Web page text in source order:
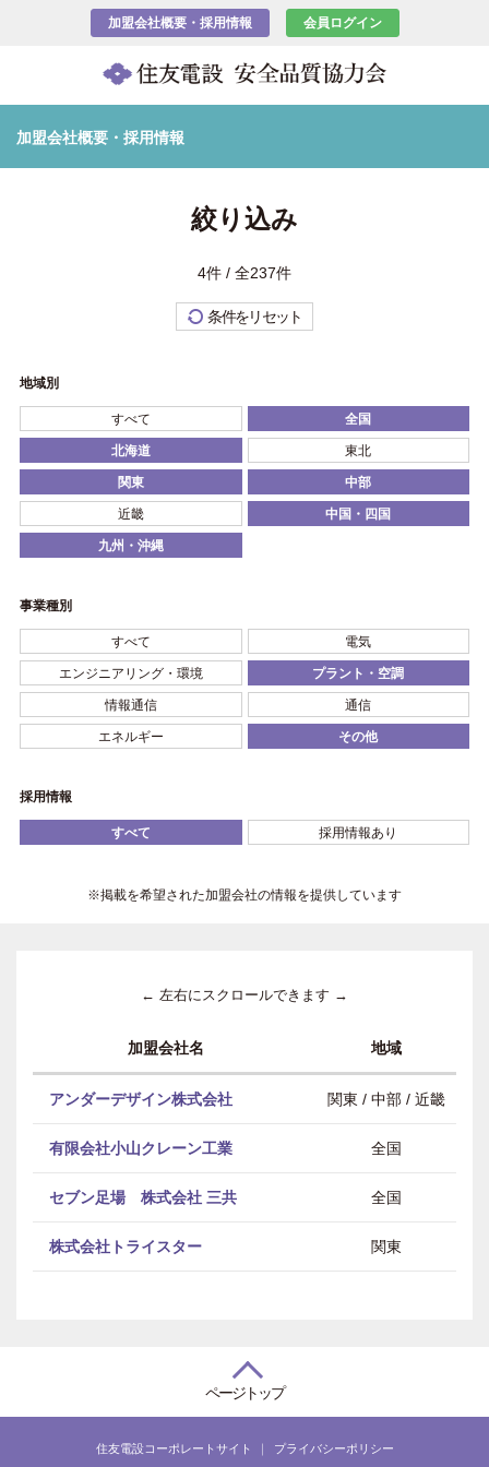
加盟会社概要・採用情報 会員ログイン
加盟会社概要・採用情報
絞り込み
4件 / 全237件
条件をリセット
地域別
すべて 全国
北海道 東北
関東 中部
近畿 中国・四国
九州・沖縄
事業種別
すべて 電気
エンジニアリング・環境 プラント・空調
情報通信 通信
エネルギー その他
採用情報
すべて 採用情報あり
※掲載を希望された加盟会社の情報を提供しています
← 左右にスクロールできます →
加盟会社名 地域
アンダーデザイン株式会社 関東 / 中部 / 近畿
有限会社小山クレーン工業 全国
セブン足場 株式会社 三共 全国
株式会社トライスター 関東
ページトップ
住友電設コーポレートサイト プライバシーポリシー